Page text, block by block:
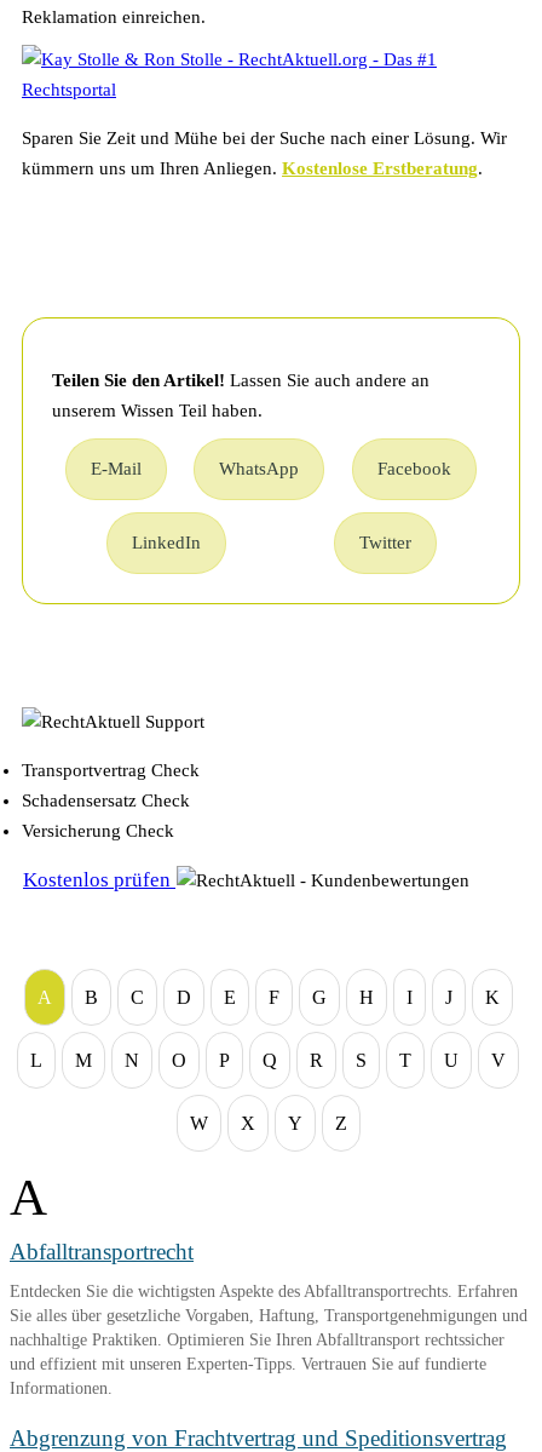
Reklamation einreichen.
Sparen Sie Zeit und Mühe bei der Suche nach einer Lösung. Wir
kümmern uns um Ihren Anliegen. Kostenlose Erstberatung.
Teilen Sie den Artikel! Lassen Sie auch andere an
unserem Wissen Teil haben.
E-Mail WhatsApp Facebook
LinkedIn Twitter
Transportvertrag Check
Schadensersatz Check
Versicherung Check
Kostenlos prüfen
A B C D E F G H I J K
L M N O P Q R S T U V
W X Y Z
A
Abfalltransportrecht
Entdecken Sie die wichtigsten Aspekte des Abfalltransportrechts. Erfahren
Sie alles über gesetzliche Vorgaben, Haftung, Transportgenehmigungen und
nachhaltige Praktiken. Optimieren Sie Ihren Abfalltransport rechtssicher
und effizient mit unseren Experten-Tipps. Vertrauen Sie auf fundierte
Informationen.
Abgrenzung von Frachtvertrag und Speditionsvertrag